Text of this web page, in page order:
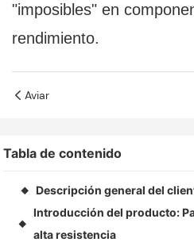
"imposibles" en
rendimiento.
Aviar
Tabla de contenido
◆ Descripción general del
◆
Introducción del producto:
alta resistencia